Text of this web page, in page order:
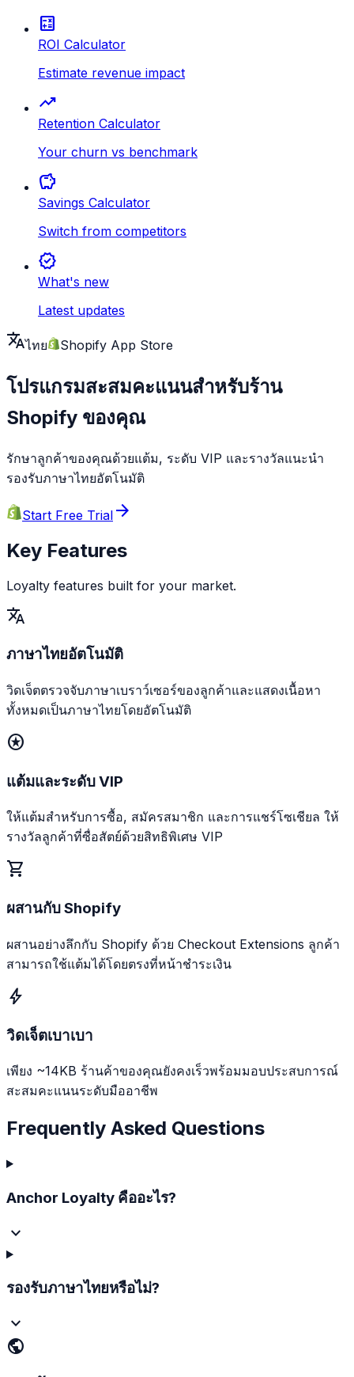
calculate
ROI Calculator
Estimate revenue impact
trending_up
Retention Calculator
Your churn vs benchmark
savings
Savings Calculator
Switch from competitors
new_releases
What's new
Latest updates
translateไทย Shopify App Store
โปรแกรมสะสมคะแนนสำหรับร้าน
Shopify ของคุณ
รักษาลูกค้าของคุณด้วยแต้ม, ระดับ VIP และรางวัลแนะนำ
รองรับภาษาไทยอัตโนมัติ
Start Free Trial arrow_forward
Key Features
Loyalty features built for your market.
translate
ภาษาไทยอัตโนมัติ
วิดเจ็ตตรวจจับภาษาเบราว์เซอร์ของลูกค้าและแสดงเนื้อหา
ทั้งหมดเป็นภาษาไทยโดยอัตโนมัติ
stars
แต้มและระดับ VIP
ให้แต้มสำหรับการซื้อ, สมัครสมาชิก และการแชร์โซเชียล ให้
รางวัลลูกค้าที่ซื่อสัตย์ด้วยสิทธิพิเศษ VIP
shopping_cart
ผสานกับ Shopify
ผสานอย่างลึกกับ Shopify ด้วย Checkout Extensions ลูกค้า
สามารถใช้แต้มได้โดยตรงที่หน้าชำระเงิน
bolt
วิดเจ็ตเบาเบา
เพียง ~14KB ร้านค้าของคุณยังคงเร็วพร้อมมอบประสบการณ์
สะสมคะแนนระดับมืออาชีพ
Frequently Asked Questions
Anchor Loyalty คืออะไร?
รองรับภาษาไทยหรือไม่?
public